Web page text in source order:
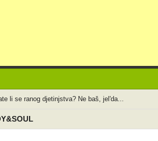
li se ranog djetinjstva? Ne baš, jel'da...